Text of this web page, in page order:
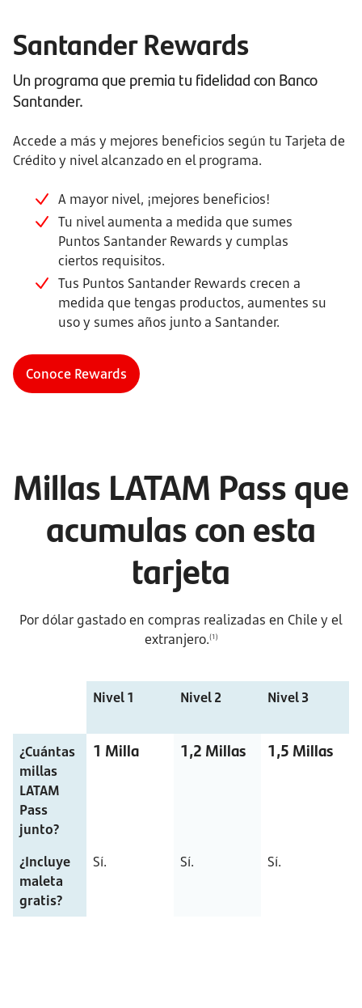
Santander Rewards
Un programa que premia tu fidelidad con Banco
Santander.
Accede a más y mejores beneficios según tu Tarjeta de
Crédito y nivel alcanzado en el programa.
A mayor nivel, ¡mejores beneficios!
Tu nivel aumenta a medida que sumes
Puntos Santander Rewards y cumplas
ciertos requisitos.
Tus Puntos Santander Rewards crecen a
medida que tengas productos, aumentes su
uso y sumes años junto a Santander.
Conoce Rewards
Millas LATAM Pass que
acumulas con esta
tarjeta
Por dólar gastado en compras realizadas en Chile y el
extranjero.(1)
Nivel 1 Nivel 2 Nivel 3
¿Cuántas
millas
LATAM
Pass
junto?
1 Milla 1,2 Millas 1,5 Millas
¿Incluye
maleta
gratis?
Sí. Sí. Sí.